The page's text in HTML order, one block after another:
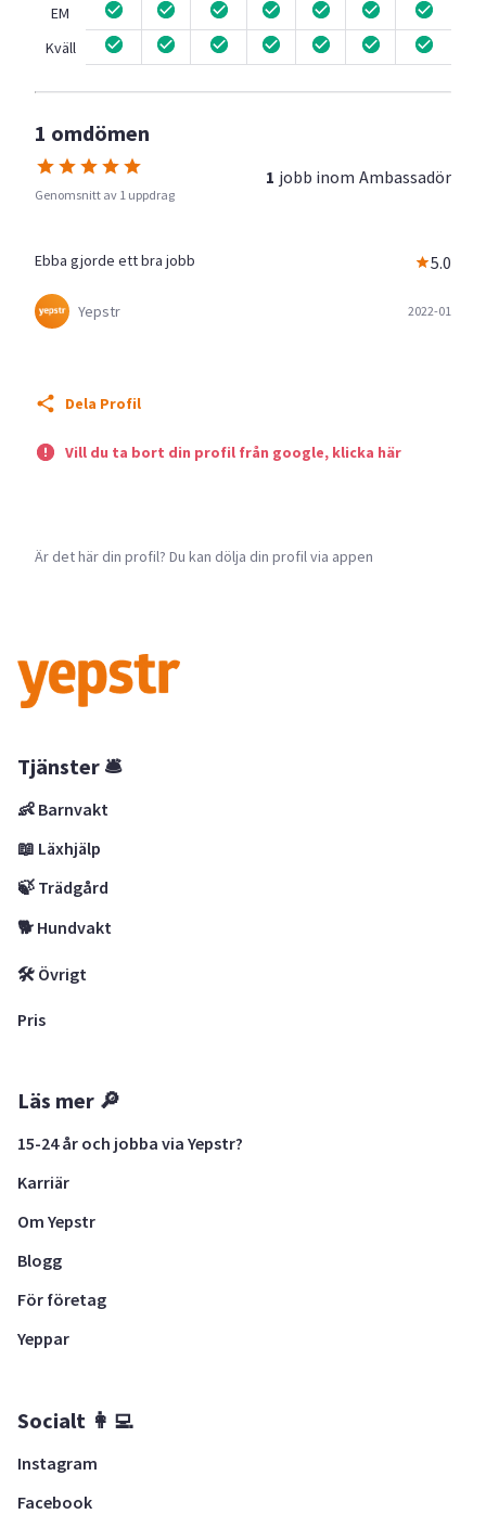
EM
Kväll
1 omdömen
Genomsnitt av 1 uppdrag
1 jobb inom Ambassadör
Ebba gjorde ett bra jobb 5.0
Yepstr 2022-01
Dela Profil
Vill du ta bort din profil från google, klicka här
Är det här din profil? Du kan dölja din profil via appen
Tjänster 🛎
👶 Barnvakt
📖 Läxhjälp
🍃 Trädgård
🐕 Hundvakt
🛠 Övrigt
Pris
Läs mer 🔎
15-24 år och jobba via Yepstr?
Karriär
Om Yepstr
Blogg
För företag
Yeppar
Socialt 👩‍💻
Instagram
Facebook